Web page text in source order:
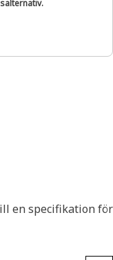
en specifikation för